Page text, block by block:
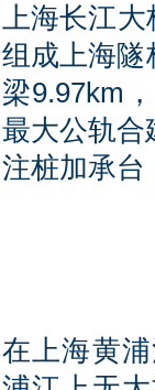
上海长江大
组成上海隧
梁9.97km
最大公轨合
注桩加承台
在上海黄